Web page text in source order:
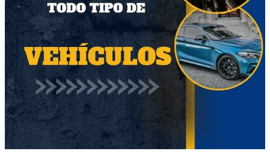
26
Cadena Turbillon
Cadena Cartier